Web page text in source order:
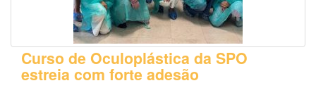
Curso de Oculoplástica da SPO
estreia com forte adesão